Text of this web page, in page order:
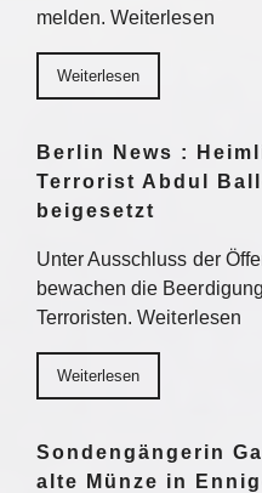
melden. Weiterlesen
Weiterlesen
Berlin News :
Terrorist Abdul
beigesetzt
Unter Ausschluss der
bewachen die
Terroristen. Weiterlesen
Weiterlesen
Sondengängerin
alte Münze in